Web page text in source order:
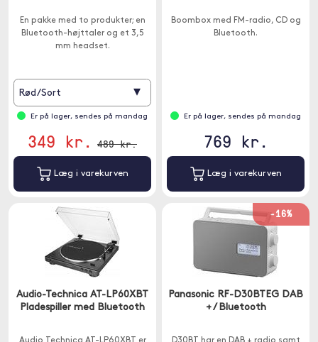
En pakke med to produkter; en
Bluetooth-højttaler og et 3,5
mm headset.
Rød/Sort ▾
Er på lager, sendes på mandag
349 kr. 489 kr.
Læg i varekurven
Boombox med FM-radio, CD og
Bluetooth.
Er på lager, sendes på mandag
769 kr.
Læg i varekurven
Audio-Technica AT-LP60XBT
Pladespiller med Bluetooth
-16%
Panasonic RF-D30BTEG DAB
+ / Bluetooth